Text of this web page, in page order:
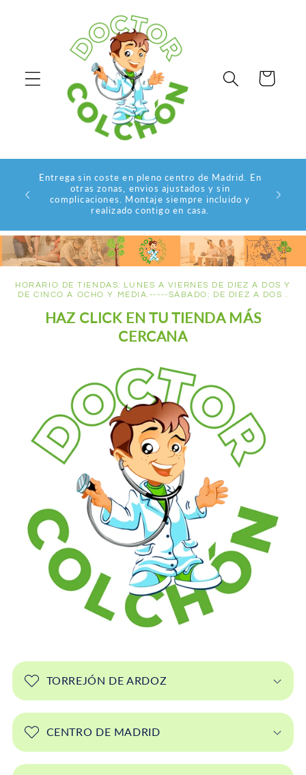
Carrito
Entrega sin coste en pleno centro de Madrid. En
otras zonas, envios ajustados y sin
complicaciones. Montaje siempre incluido y
realizado contigo en casa.
(CP
HORARIO DE TIENDAS: LUNES A VIERNES DE DIEZ A DOS Y
DE CINCO A OCHO Y MEDIA.-----SÁBADO: DE DIEZ A DOS .
HAZ CLICK EN TU TIENDA MÁS
CERCANA
TORREJÓN DE ARDOZ
CENTRO DE MADRID